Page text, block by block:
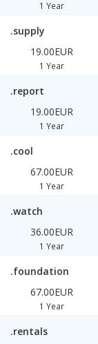
1 Year
.supply
19.00EUR
1 Year
.report
19.00EUR
1 Year
.cool
67.00EUR
1 Year
.watch
36.00EUR
1 Year
.foundation
67.00EUR
1 Year
.rentals